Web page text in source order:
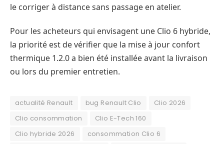
le corriger à distance sans passage en atelier.
Pour les acheteurs qui envisagent une Clio 6 hybride,
la priorité est de vérifier que la mise à jour confort
thermique 1.2.0 a bien été installée avant la livraison
ou lors du premier entretien.
actualité Renault bug Renault Clio
Clio 2026
Clio consommation
Clio E-Tech 160
Clio hybride 2026
consommation Clio 6